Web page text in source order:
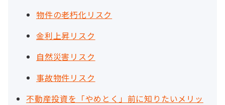
物件の老朽化リスク
金利上昇リスク
自然災害リスク
事故物件リスク
不動産投資を「やめとく」前に知りたいメリッ